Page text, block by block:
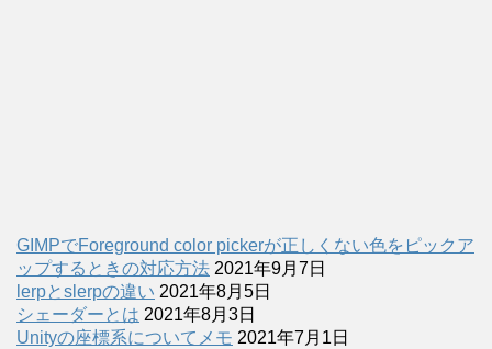
GIMPでForeground color pickerが正しくない色をピックア
ップするときの対応方法 2021年9月7日
lerpとslerpの違い 2021年8月5日
シェーダーとは 2021年8月3日
Unityの座標系についてメモ 2021年7月1日